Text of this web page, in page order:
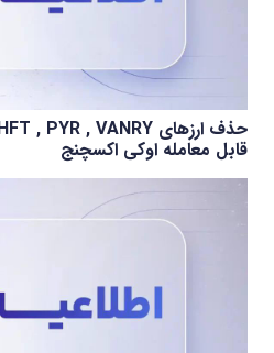
قابل معامله اوکی اکسچنج